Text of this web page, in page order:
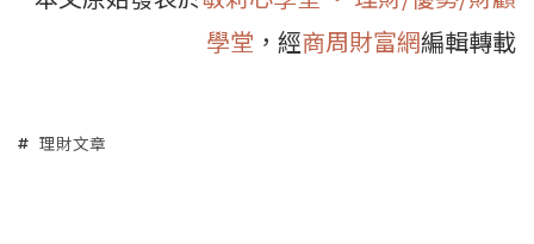
學堂 ，經商周財富網編輯轉載
理財文章